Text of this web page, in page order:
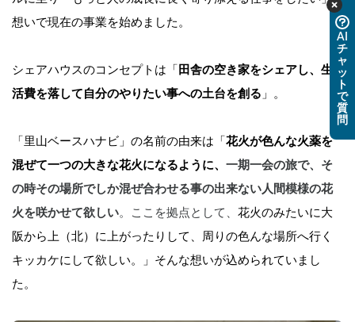
想いで現在の事業を始めました。
シェアハウスのコンセプトは「 田舎の空き家をシェアし、生
活費を落して自分のやりたい事への土台を創る 」。
「里山ベースハナビ」の名前の由来は「 花火が色んな火薬を
混ぜて一つの大きな花火になるように、 一期一会の旅で、そ
の時その場所でしか混ぜ合わせる事の出来ない人間模様の花
火を咲かせて欲しい。ここを拠点として、 花火のみたいに大
阪から上（北）に上がったりして、周りの色んな場所へ行く
キッカケにして欲しい。」そんな想いが込められていまし
た。
AI
チ
ャ
ッ
ト
で
質
問